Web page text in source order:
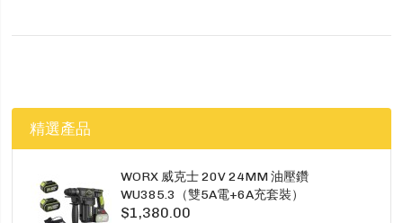
精選產品
WORX 威克士 20V 24MM 油壓鑽
WU385.3（雙5A電+6A充套裝）
$1,380.00